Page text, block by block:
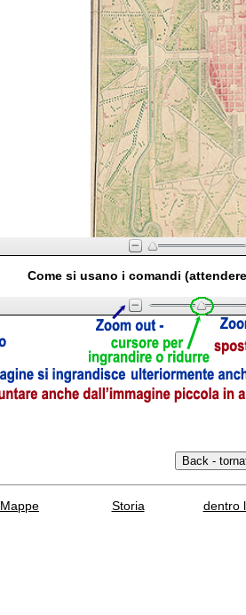
Come si usano i comandi
Mappe Storia dentro